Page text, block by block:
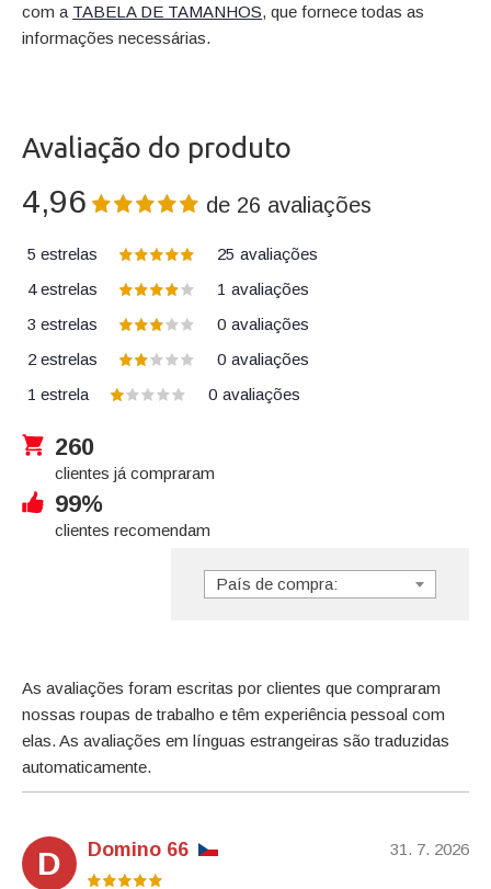
com a TABELA DE TAMANHOS, que fornece todas as
informações necessárias.
Avaliação do produto
4,96 de 26 avaliações
5 estrelas 25 avaliações
4 estrelas
1 avaliações
3 estrelas
0 avaliações
2 estrelas
0 avaliações
1 estrela
0 avaliações
260
clientes já compraram
99%
clientes recomendam
País de compra:
As avaliações foram escritas por clientes que compraram
nossas roupas de trabalho e têm experiência pessoal com
elas. As avaliações em línguas estrangeiras são traduzidas
automaticamente.
D 31. 7. 2026
Domino 66